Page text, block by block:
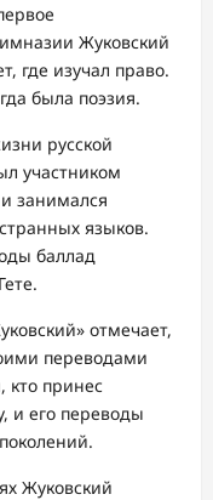
Жуковский
где изучал право.
была поэзия.
русской
участником
занимался
языков.
баллад
отмечает,
переводами
принес
и его переводы
Жуковский